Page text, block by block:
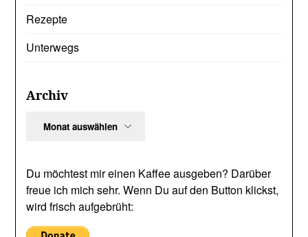
Rezepte
Unterwegs
Archiv
Du möchtest mir einen Kaffee ausgeben? Darüber
freue ich mich sehr. Wenn Du auf den Button klickst,
wird frisch aufgebrüht: